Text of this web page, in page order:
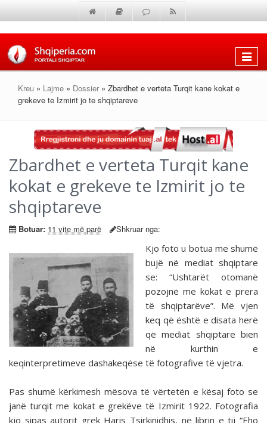
Shfaq
Kreu » Lajme » Dossier » Zbardhet e verteta Turqit kane kokat e
grekeve te Izmirit jo te shqiptareve
Zbardhet e verteta Turqit kane
kokat e grekeve te Izmirit jo te
shqiptareve
Botuar: 11 vite më parë Shkruar nga:
Kjo foto u botua me shumë
bujë në mediat shqiptare
se: “Ushtarët otomanë
pozojnë me kokat e prera
të shqiptarëve”. Më vjen
keq që është e disata herë
që mediat shqiptare bien
në kurthin e
keqinterpretimeve dashakeqëse të fotografive të vjetra.
Pas shumë kërkimesh mësova të vërtetën e kësaj foto se
janë turqit me kokat e grekëve të Izmirit 1922. Fotografia
kjo sipas autorit grek Haris Tsirkinidhis, në librin e tij “Eho